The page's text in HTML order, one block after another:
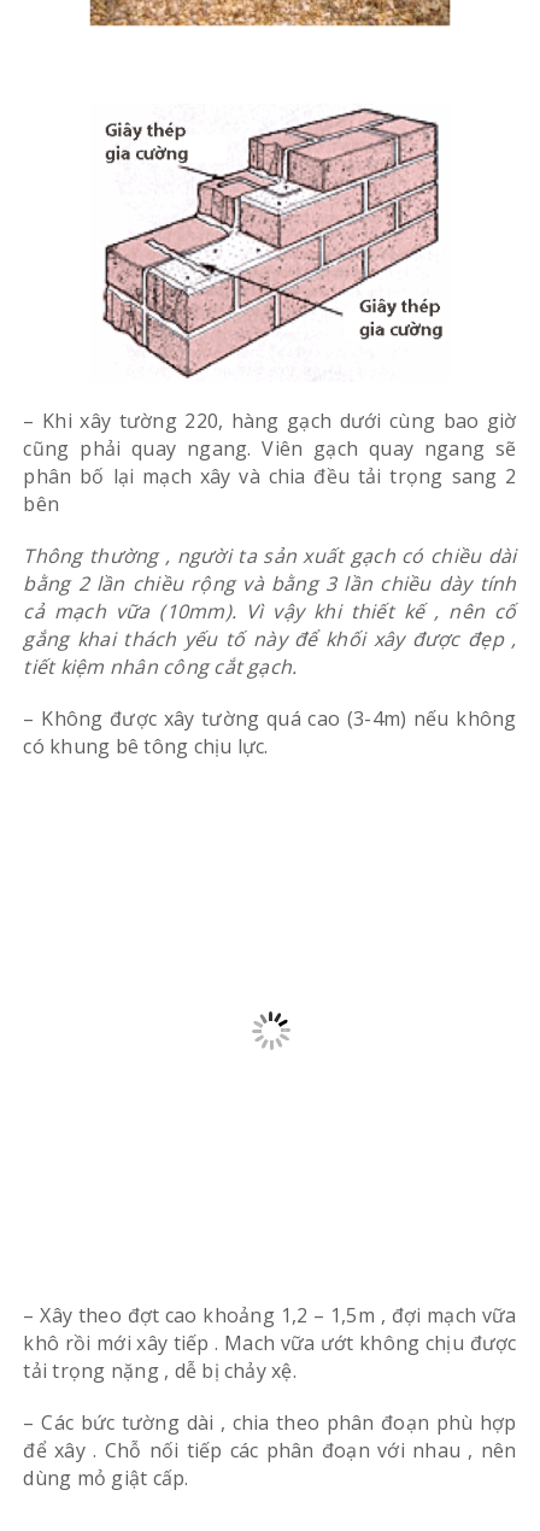
– Khi xây tường 220, hàng gạch dưới cùng bao giờ
cũng phải quay ngang. Viên gạch quay ngang sẽ
phân bố lại mạch xây và chia đều tải trọng sang 2
bên
Thông thường , người ta sản xuất gạch có chiều dài
bằng 2 lần chiều rộng và bằng 3 lần chiều dày tính
cả mạch vữa (10mm). Vì vậy khi thiết kế , nên cố
gắng khai thách yếu tố này để khối xây được đẹp ,
tiết kiệm nhân công cắt gạch.
– Không được xây tường quá cao (3-4m) nếu không
có khung bê tông chịu lực.
– Xây theo đợt cao khoảng 1,2 – 1,5m , đợi mạch vữa
khô rồi mới xây tiếp . Mach vữa ướt không chịu được
tải trọng nặng , dễ bị chảy xệ.
– Các bức tường dài , chia theo phân đoạn phù hợp
để xây . Chỗ nối tiếp các phân đoạn với nhau , nên
dùng mỏ giật cấp.